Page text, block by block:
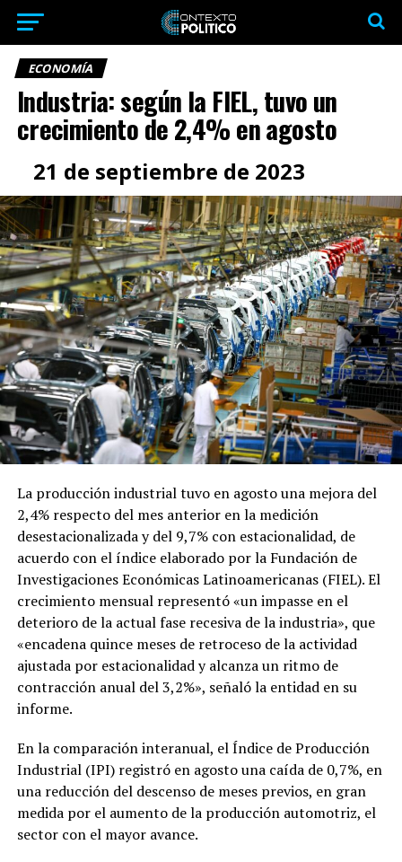
ECONOMÍA
Industria: según la FIEL, tuvo un
crecimiento de 2,4% en agosto
21 de septiembre de 2023
La producción industrial tuvo en agosto una mejora del
2,4% respecto del mes anterior en la medición
desestacionalizada y del 9,7% con estacionalidad, de
acuerdo con el índice elaborado por la Fundación de
Investigaciones Económicas Latinoamericanas (FIEL). El
crecimiento mensual representó «un impasse en el
deterioro de la actual fase recesiva de la industria», que
«encadena quince meses de retroceso de la actividad
ajustada por estacionalidad y alcanza un ritmo de
contracción anual del 3,2%», señaló la entidad en su
informe.
En la comparación interanual, el Índice de Producción
Industrial (IPI) registró en agosto una caída de 0,7%, en
una reducción del descenso de meses previos, en gran
medida por el aumento de la producción automotriz, el
sector con el mayor avance.